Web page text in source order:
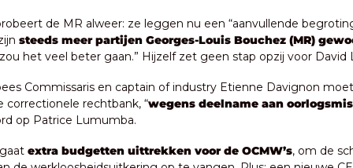
de MR alweer: ze leggen nu een “aanvullende
steeds meer partijen Georges-Louis Bouchez (MR)
het veel beter gaan.” Hijzelf zet geen stap opzij voor David
Commissaris en captain of industry Etienne Davignon
correctionele rechtbank, “wegens deelname aan
op Patrice Lumumba.
extra budgetten uittrekken voor de OCMW’s, om de